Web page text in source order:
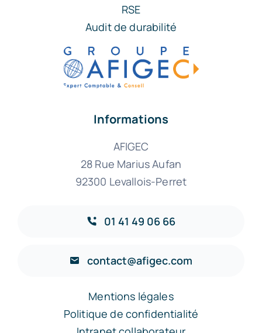
RSE
Audit de durabilité
Informations
AFIGEC
28 Rue Marius Aufan
92300 Levallois-Perret
01 41 49 06 66
contact@afigec.com
Mentions légales
Politique de confidentialité